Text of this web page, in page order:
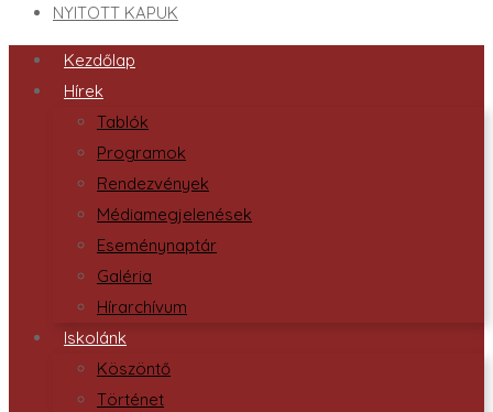
NYITOTT KAPUK
Kezdőlap
Hírek
Tablók
Programok
Rendezvények
Médiamegjelenések
Eseménynaptár
Galéria
Hírarchívum
Iskolánk
Köszöntő
Történet